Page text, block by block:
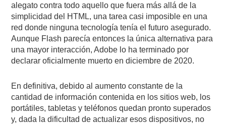
alegato contra todo aquello que fuera más allá de la
simplicidad del HTML, una tarea casi imposible en una
red donde ninguna tecnología tenía el futuro asegurado.
Aunque Flash parecía entonces la única alternativa para
una mayor interacción, Adobe lo ha terminado por
declarar oficialmente muerto en diciembre de 2020.
En definitiva, debido al aumento constante de la
cantidad de información contenida en los sitios web, los
portátiles, tabletas y teléfonos quedan pronto superados
y, dada la dificultad de actualizar esos dispositivos, no